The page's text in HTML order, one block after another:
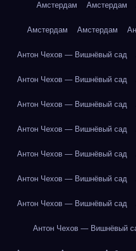
Амстердам Амстердам
Амстердам Амстердам
Антон Чехов — Вишнёвый сад
Антон Чехов — Вишнёвый сад
Антон Чехов — Вишнёвый сад
Антон Чехов — Вишнёвый сад
Антон Чехов — Вишнёвый сад
Антон Чехов — Вишнёвый сад
Антон Чехов — Вишнёвый сад
Антон Чехов — Вишнёвый